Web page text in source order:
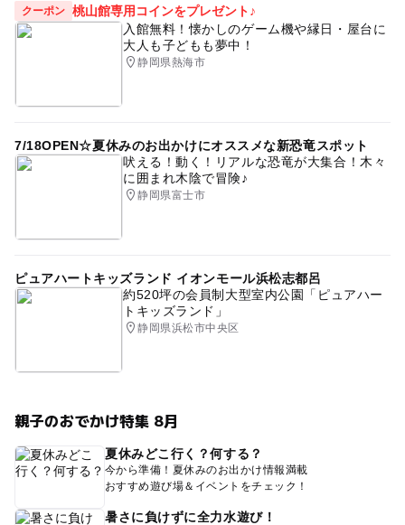
クーポン 桃山館専用コインをプレゼント♪
入館無料！懐かしのゲーム機や縁日・屋台に
大人も子どもも夢中！
静岡県熱海市
7/18OPEN☆夏休みのお出かけにオススメな新恐竜スポット
吠える！動く！リアルな恐竜が大集合！木々
に囲まれ木陰で冒険♪
静岡県富士市
ピュアハートキッズランド イオンモール浜松志都呂
約520坪の会員制大型室内公園「ピュアハー
トキッズランド」
静岡県浜松市中央区
親子のおでかけ特集 8月
夏休みどこ行く？何する？
今から準備！夏休みのお出かけ情報満載
おすすめ遊び場＆イベントをチェック！
暑さに負けずに全力水遊び！